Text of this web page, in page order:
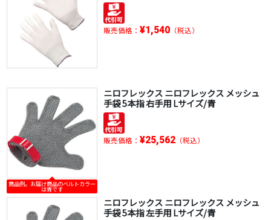
販売価格： ¥1,540（税込）
商品例。お届け商品のベルトカラー
は青です
ニロフレックス ニロフレックス メッシュ
手袋 5本指 右手用 Lサイズ/青
販売価格： ¥25,562（税込）
ニロフレックス ニロフレックス メッシュ
手袋 5本指 左手用 Lサイズ/青